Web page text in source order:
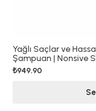
Yağlı Saçlar ve
Şampuan | Nonsive
₺949.90